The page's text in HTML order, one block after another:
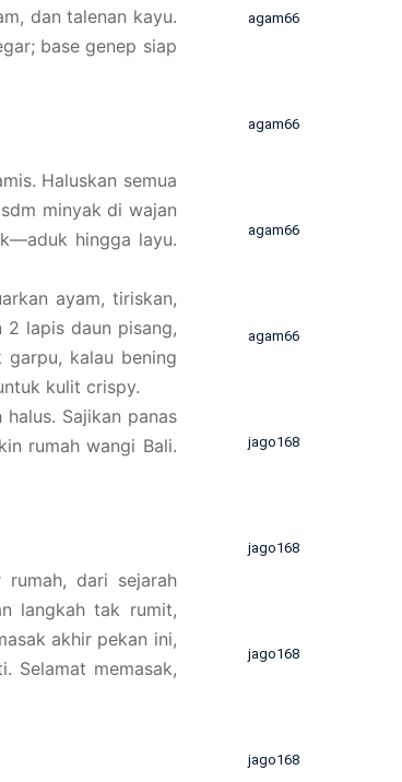
dan talenan kayu.
base genep siap
Haluskan semua
minyak di wajan
hingga layu.
ayam, tiriskan,
2 lapis daun pisang,
kalau bening
kulit crispy.
Sajikan panas
rumah wangi Bali.
dari sejarah
langkah tak rumit,
akhir pekan ini,
Selamat memasak,
agam66
agam66
agam66
agam66
jago168
jago168
jago168
jago168